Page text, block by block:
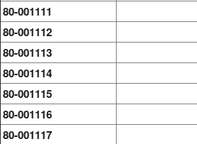
80-001111
80-001112
80-001113
80-001114
80-001115
80-001116
80-001117